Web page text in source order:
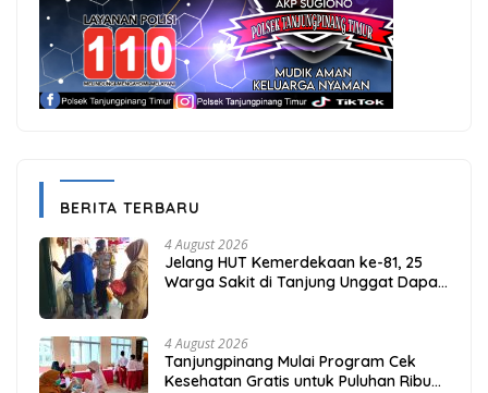
BERITA TERBARU
4 August 2026
Jelang HUT Kemerdekaan ke-81, 25
Warga Sakit di Tanjung Unggat Dapat
4 August 2026
Tanjungpinang Mulai Program Cek
Kesehatan Gratis untuk Puluhan Ribu